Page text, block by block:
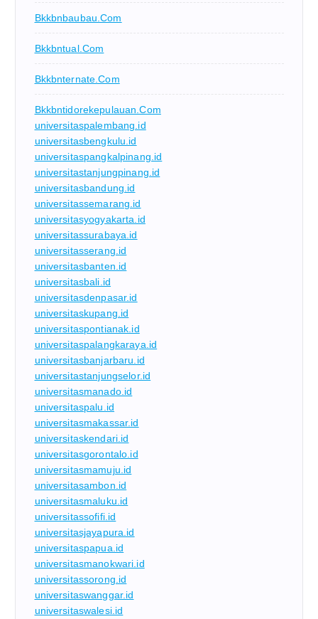
Bkkbnbaubau.com
Bkkbntual.com
Bkkbnternate.com
Bkkbntidorekepulauan.com
universitaspalembang.id
universitasbengkulu.id
universitaspangkalpinang.id
universitastanjungpinang.id
universitasbandung.id
universitassemarang.id
universitasyogyakarta.id
universitassurabaya.id
universitasserang.id
universitasbanten.id
universitasbali.id
universitasdenpasar.id
universitaskupang.id
universitaspontianak.id
universitaspalangkaraya.id
universitasbanjarbaru.id
universitastanjungselor.id
universitasmanado.id
universitaspalu.id
universitasmakassar.id
universitaskendari.id
universitasgorontalo.id
universitasmamuju.id
universitasambon.id
universitasmaluku.id
universitassofifi.id
universitasjayapura.id
universitaspapua.id
universitasmanokwari.id
universitassorong.id
universitaswanggar.id
universitaswalesi.id